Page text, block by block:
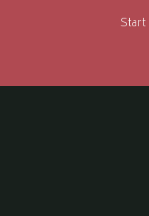
Start